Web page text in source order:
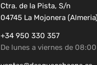
Ctra. de la Pista, S/n
04745 La Mojonera
+34 950 330 357
De lunes a viernes de